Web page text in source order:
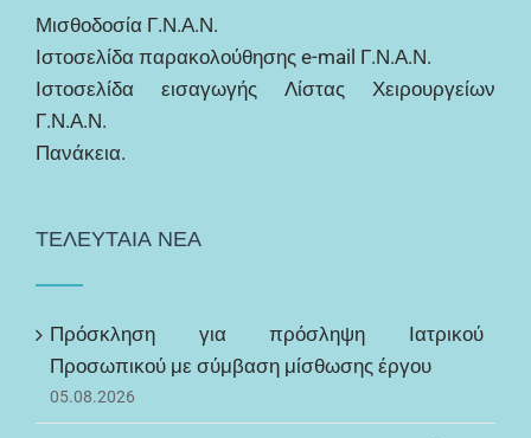
Μισθοδοσία Γ.Ν.Α.Ν.
Ιστοσελίδα παρακολούθησης e-mail Γ.Ν.Α.Ν.
Ιστοσελίδα εισαγωγής Λίστας Χειρουργείων
Γ.Ν.Α.Ν.
Πανάκεια.
ΤΕΛΕΥΤΑΙΑ ΝΕΑ
Πρόσκληση για πρόσληψη Ιατρικού
Προσωπικού με σύμβαση μίσθωσης έργου
05.08.2026